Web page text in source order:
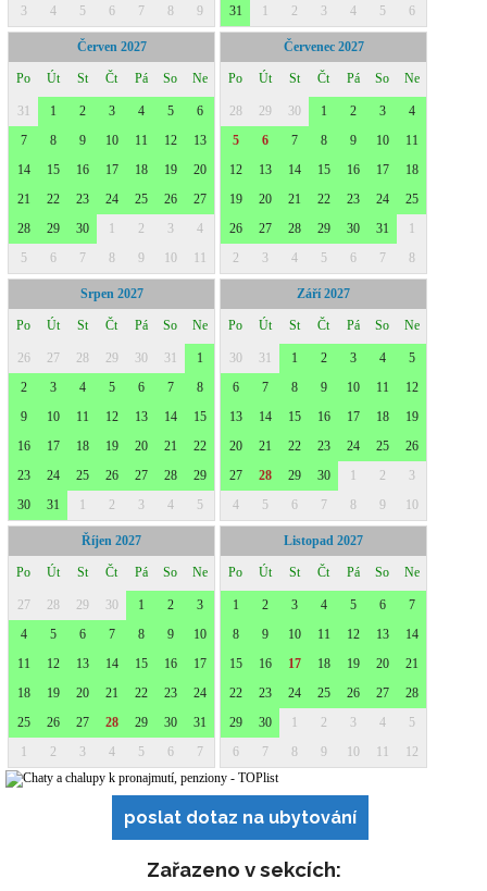
poslat dotaz na ubytování
Zařazeno v sekcích: